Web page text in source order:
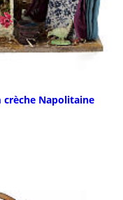
crèche Napolitaine